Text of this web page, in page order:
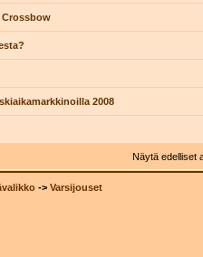
2008
Näytä edelliset
-> Varsijouset